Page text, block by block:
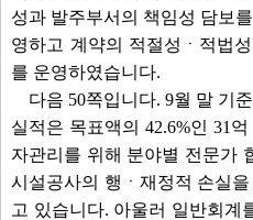
성과 발주부서의 책임성 담보
영하고 계약의 적절성ㆍ적법
를 운영하였습니다.
다음 50쪽입니다. 9월 말 기
실적은 목표액의 42.6%인 31
자관리를 위해 분야별 전문가
시설공사의 행ㆍ재정적 손실
고 있습니다. 아울러 일반회계